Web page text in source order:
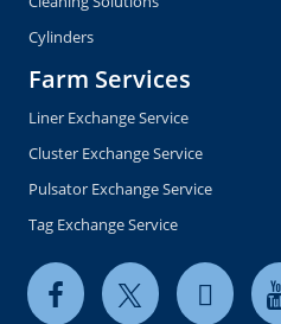
Cylinders
Farm Services
Liner Exchange Service
Cluster Exchange Service
Pulsator Exchange Service
Tag Exchange Service